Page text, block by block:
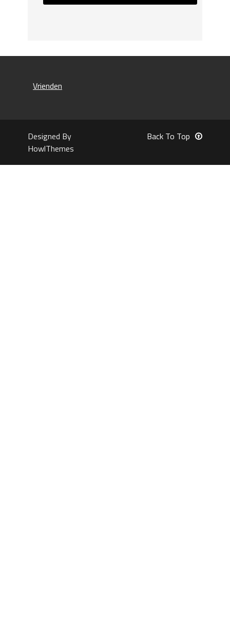
Vrienden
Designed By
HowlThemes
Back To Top